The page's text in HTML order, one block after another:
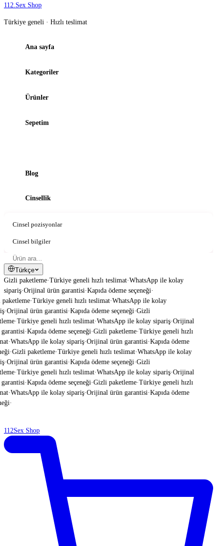
112.Sex Shop
Türkiye geneli · Hızlı teslimat
Ana sayfa
Kategoriler
Ürünler
Sepetim
Blog
Cinsellik
Cinsel pozisyonlar
Cinsel bilgiler
Türkçe
Gizli paketleme·Türkiye geneli hızlı teslimat·WhatsApp ile kolay
sipariş·Orijinal ürün garantisi·Kapıda ödeme seçeneği·
·Türkiye geneli hızlı teslimat·WhatsApp ile kolay
·Orijinal ürün garantisi·Kapıda ödeme seçeneği·Gizli
·Türkiye geneli hızlı teslimat·WhatsApp ile kolay sipariş·Orijinal
·Kapıda ödeme seçeneği·Gizli paketleme·Türkiye geneli hızlı
·WhatsApp ile kolay sipariş·Orijinal ürün garantisi·Kapıda ödeme
·Gizli paketleme·Türkiye geneli hızlı teslimat·WhatsApp ile kolay
·Orijinal ürün garantisi·Kapıda ödeme seçeneği·Gizli
·Türkiye geneli hızlı teslimat·WhatsApp ile kolay sipariş·Orijinal
·Kapıda ödeme seçeneği·Gizli paketleme·Türkiye geneli hızlı
·WhatsApp ile kolay sipariş·Orijinal ürün garantisi·Kapıda ödeme
·
112Sex Shop